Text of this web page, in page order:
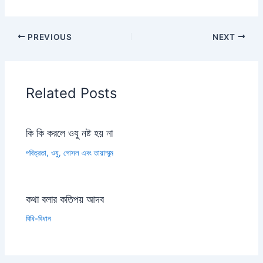
PREVIOUS NEXT
Related Posts
কি কি করলে ওযু নষ্ট হয় না
পবিত্রতা, ওযু, গোসল এবং তায়াম্মুম
কথা বলার কতিপয় আদব
বিধি-বিধান